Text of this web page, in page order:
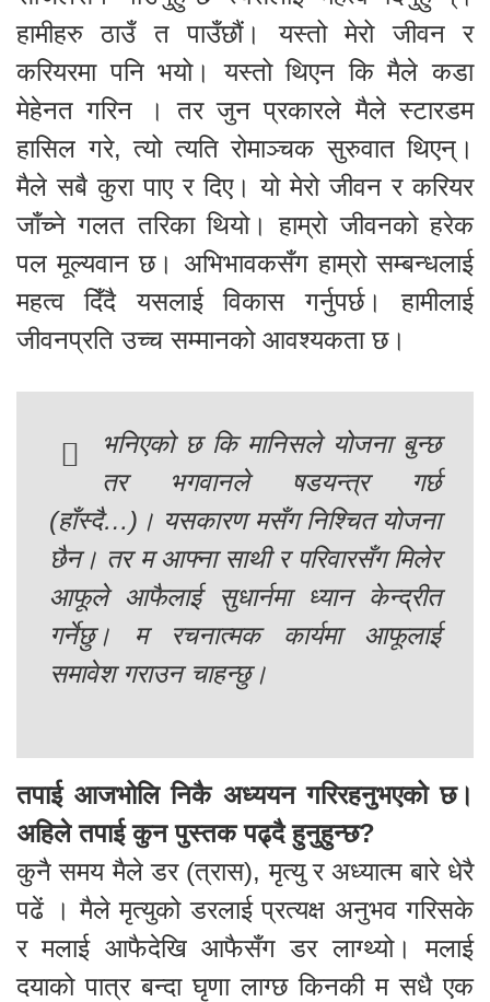
हामीहरु ठाउँ त पाउँछौं। यस्तो मेरो जीवन र
करियरमा पनि भयो। यस्तो थिएन कि मैले कडा
मेहेनत गरिन । तर जुन प्रकारले मैले स्टारडम
हासिल गरे, त्यो त्यति रोमाञ्चक सुरुवात थिएन्।
मैले सबै कुरा पाए र दिए। यो मेरो जीवन र करियर
जाँच्ने गलत तरिका थियो। हाम्रो जीवनको हरेक
पल मूल्यवान छ। अभिभावकसँग हाम्रो सम्बन्धलाई
महत्व दिँदै यसलाई विकास गर्नुपर्छ। हामीलाई
जीवनप्रति उच्च सम्मानको आवश्यकता छ।
भनिएको छ कि मानिसले योजना बुन्छ
तर भगवानले षडयन्त्र गर्छ
(हाँस्दै…)। यसकारण मसँग निश्चित योजना
छैन। तर म आफ्ना साथी र परिवारसँग मिलेर
आफूले आफैलाई सुधार्नमा ध्यान केन्द्रीत
गर्नेछु। म रचनात्मक कार्यमा आफूलाई
समावेश गराउन चाहन्छु।
तपाई आजभोलि निकै अध्ययन गरिरहनुभएको छ।
अहिले तपाई कुन पुस्तक पढ्दै हुनुहुन्छ?
कुनै समय मैले डर (त्रास), मृत्यु र अध्यात्म बारे धेरै
पढें । मैले मृत्युको डरलाई प्रत्यक्ष अनुभव गरिसके
र मलाई आफैदेखि आफैसँग डर लाग्थ्यो। मलाई
दयाको पात्र बन्दा घृणा लाग्छ किनकी म सधै एक